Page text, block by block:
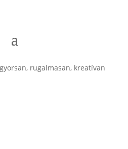
rugalmasan, kreatívan